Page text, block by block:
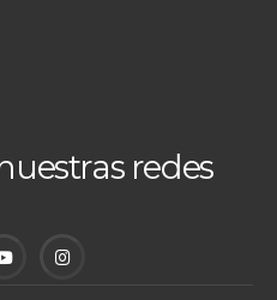
redes